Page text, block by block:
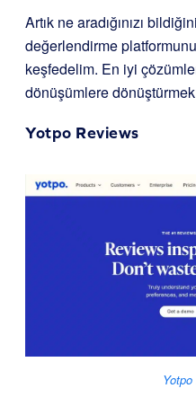
Artık ne aradığınızı
değerlendirme
keşfedelim. En iyi
dönüşümlere
Yotpo Reviews